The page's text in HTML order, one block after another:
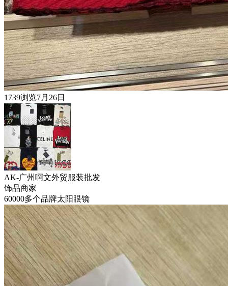
1739浏览7月26日
AK-广州啊文外贸服装批发
饰品商家
60000多个品牌太阳眼镜